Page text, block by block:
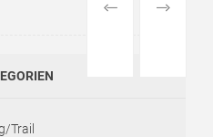
VORHERIGES
Trail